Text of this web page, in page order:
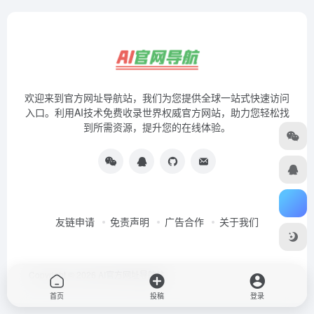
欢迎来到官方网址导航站，我们为您提供全球一站式快速访问
入口。利用AI技术免费收录世界权威官方网站，助力您轻松找
到所需资源，提升您的在线体验。
友链申请 免责声明 广告合作 关于我们
Copyright © 2026 AI官方网址导航站
首页 投稿 登录